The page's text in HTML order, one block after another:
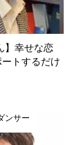
】幸せな恋
トするだけ
ンサー